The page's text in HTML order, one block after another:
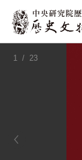
:::
1 / 23